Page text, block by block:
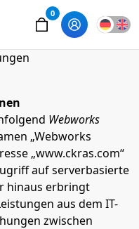
0
Webworks
„Webworks
„www.ckras.com“
auf serverbasierte
hinaus erbringt
aus dem IT-
zwischen